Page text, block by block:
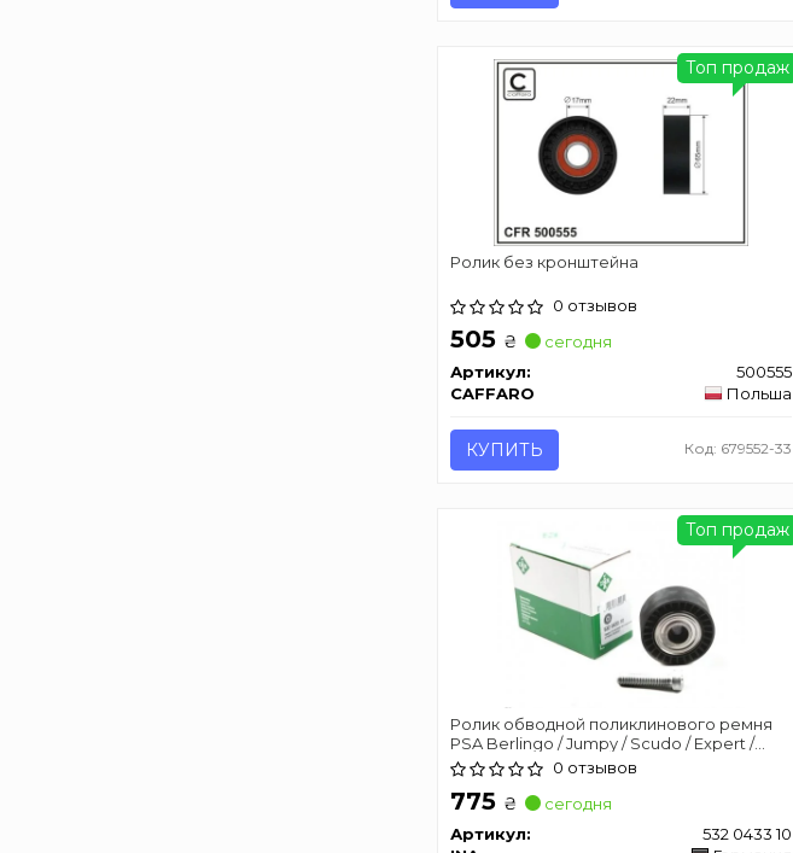
Ролик без кронштейна
0 отзывов
505 ₴
сегодня
Артикул:
500555
CAFFARO
Польша
КУПИТЬ Код: 679552-33
Топ продаж
Ролик обводной поликлинового ремня
PSA Berlingo / Jumpy / Scudo / Expert /
Partner
0 отзывов
775 ₴
сегодня
Артикул:
532 0433 10
Топ продаж